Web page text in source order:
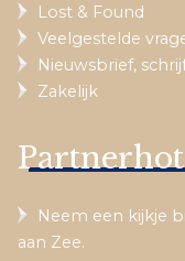
Lost & Found
Veelgestelde
Nieuwsbrief,
Zakelijk
Neem een kijkje
aan Zee.